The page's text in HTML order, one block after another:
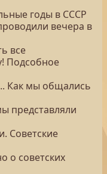
годы в СССР
вечера в
все
Подсобное
Как мы общались
представляли
Советские
о советских